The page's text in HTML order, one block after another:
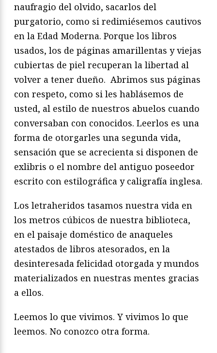
naufragio del olvido, sacarlos del
purgatorio, como si redimiésemos cautivos
en la Edad Moderna. Porque los libros
usados, los de páginas amarillentas y viejas
cubiertas de piel recuperan la libertad al
volver a tener dueño. Abrimos sus páginas
con respeto, como si les hablásemos de
usted, al estilo de nuestros abuelos cuando
conversaban con conocidos. Leerlos es una
forma de otorgarles una segunda vida,
sensación que se acrecienta si disponen de
exlibris o el nombre del antiguo poseedor
escrito con estilográfica y caligrafía inglesa.
Los letraheridos tasamos nuestra vida en
los metros cúbicos de nuestra biblioteca,
en el paisaje doméstico de anaqueles
atestados de libros atesorados, en la
desinteresada felicidad otorgada y mundos
materializados en nuestras mentes gracias
a ellos.
Leemos lo que vivimos. Y vivimos lo que
leemos. No conozco otra forma.